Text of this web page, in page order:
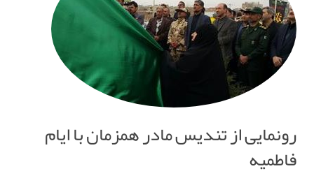
رونمایی از تندیس مادر همزمان با ایام
فاطمیه